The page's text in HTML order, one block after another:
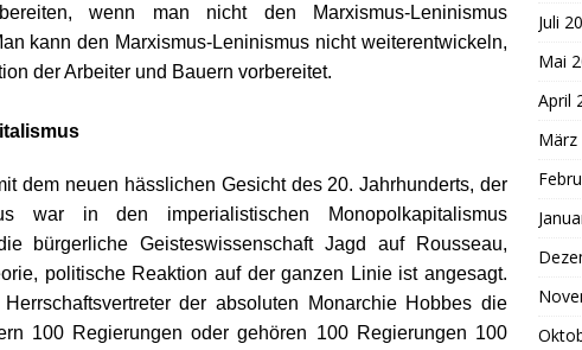
wenn man nicht den Marxismus-Leninismus
kann den Marxismus-Leninismus nicht weiterentwickeln,
der Arbeiter und Bauern vorbereitet.
dem neuen hässlichen Gesicht des 20. Jahrhunderts, der
war in den imperialistischen Monopolkapitalismus
bürgerliche Geisteswissenschaft Jagd auf Rousseau,
politische Reaktion auf der ganzen Linie ist angesagt.
der absoluten Monarchie Hobbes die
100 Regierungen oder gehören 100 Regierungen 100
Juli
Mai
April
März